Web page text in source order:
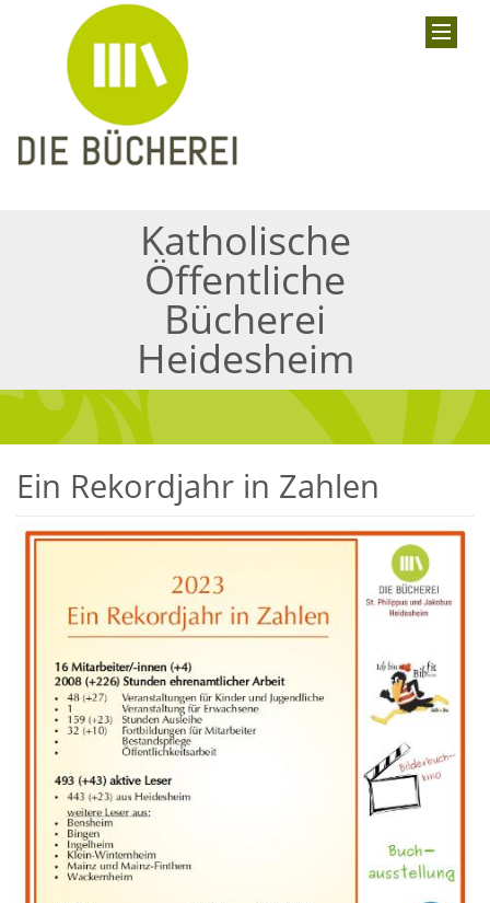
Katholische
Öffentliche
Bücherei
Heidesheim
Ein Rekordjahr in Zahlen